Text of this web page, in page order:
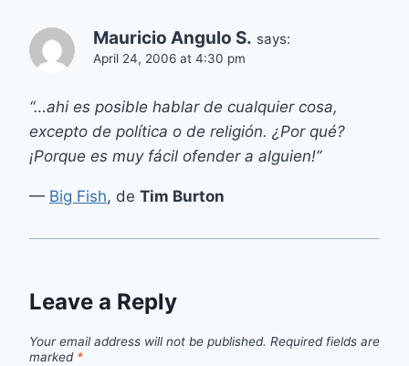
Mauricio Angulo S. says:
April 24, 2006 at 4:30 pm
“…ahi es posible hablar de cualquier cosa,
excepto de política o de religión. ¿Por qué?
¡Porque es muy fácil ofender a alguien!”
— Big Fish, de Tim Burton
Leave a Reply
Your email address will not be published. Required fields are
marked *